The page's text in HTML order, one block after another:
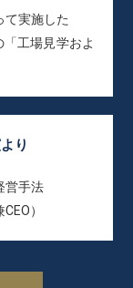
て実施した
工場見学およ
り
営手法
）